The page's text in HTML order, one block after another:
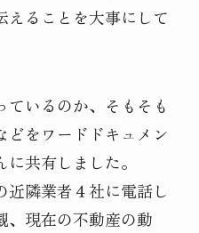
えることを大事にして
ているのか、そもそも
どをワードドキュメン
共有しました。
近隣業者４社に電話し
、現在の不動産の動